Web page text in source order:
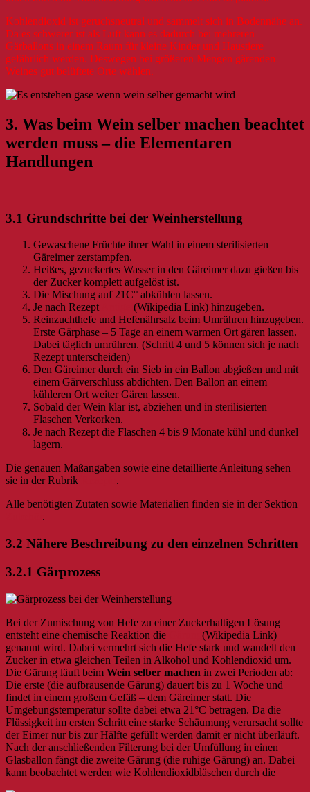
Kohlendioxid ist geruchsneutral und sammelt sich in Bodennähe an.
Da es schwerer ist als Luft kann es dadurch bei mehreren
Gärballons in einem Raum für kleine Kinder und Haustiere
gefährlich werden. Deswegen bei größeren Mengen gärenden
Weines gut belüftete Orte wählen.
3. Was beim Wein selber machen beachtet
werden muss – die Elementaren
Handlungen
3.1 Grundschritte bei der Weinherstellung
Gewaschene Früchte ihrer Wahl in einem sterilisierten
Gäreimer zerstampfen.
Heißes, gezuckertes Wasser in den Gäreimer dazu gießen bis
der Zucker komplett aufgelöst ist.
Die Mischung auf 21C° abkühlen lassen.
Je nach Rezept
(Wikipedia Link) hinzugeben.
Reinzuchthefe und Hefenährsalz beim Umrühren hinzugeben.
Erste Gärphase – 5 Tage an einem warmen Ort gären lassen.
Dabei täglich umrühren. (Schritt 4 und 5 können sich je nach
Rezept unterscheiden)
Den Gäreimer durch ein Sieb in ein Ballon abgießen und mit
einem Gärverschluss abdichten. Den Ballon an einem
kühleren Ort weiter Gären lassen.
Sobald der Wein klar ist, abziehen und in sterilisierten
Flaschen Verkorken.
Je nach Rezept die Flaschen 4 bis 9 Monate kühl und dunkel
lagern.
Die genauen Maßangaben sowie eine detaillierte Anleitung sehen
sie in der Rubrik
.
Alle benötigten Zutaten sowie Materialien finden sie in der Sektion
.
3.2 Nähere Beschreibung zu den einzelnen Schritten
3.2.1 Gärprozess
Bei der Zumischung von Hefe zu einer Zuckerhaltigen Lösung
entsteht eine chemische Reaktion die
(Wikipedia Link)
genannt wird. Dabei vermehrt sich die Hefe stark und wandelt den
Zucker in etwa gleichen Teilen in Alkohol und Kohlendioxid um.
Die Gärung läuft beim Wein selber machen in zwei Perioden ab:
Die erste (die aufbrausende Gärung) dauert bis zu 1 Woche und
findet in einem großem Gefäß – dem Gäreimer statt. Die
Umgebungstemperatur sollte dabei etwa 21°C betragen. Da die
Flüssigkeit im ersten Schritt eine starke Schäumung verursacht sollte
der Eimer nur bis zur Hälfte gefüllt werden damit er nicht überläuft.
Nach der anschließenden Filterung bei der Umfüllung in einen
Glasballon fängt die zweite Gärung (die ruhige Gärung) an. Dabei
kann beobachtet werden wie Kohlendioxidbläschen durch die